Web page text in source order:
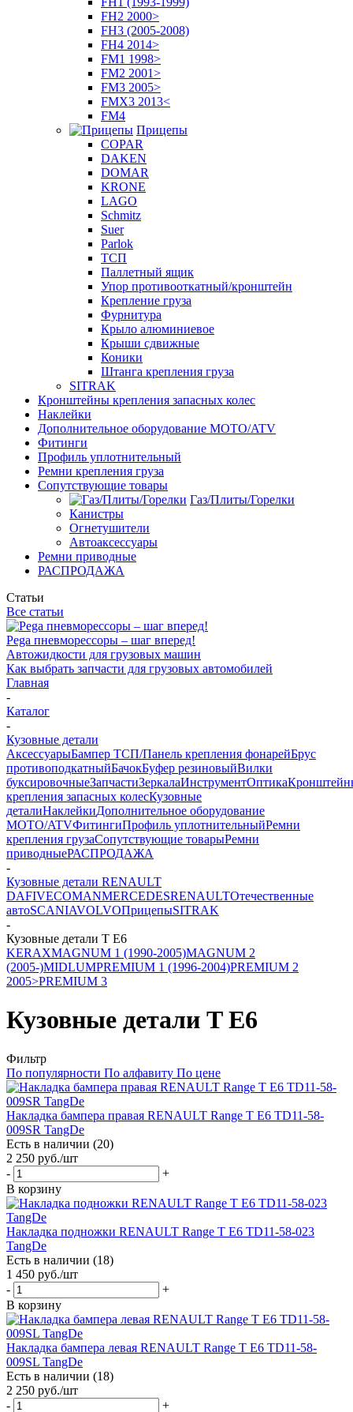
FH2 2000>
FH3 (2005-2008)
FH4 2014>
FM1 1998>
FM2 2001>
FM3 2005>
FMX3 2013<
FM4
Прицепы
COPAR
DAKEN
DOMAR
KRONE
LAGO
Schmitz
Suer
Parlok
ТСП
Паллетный ящик
Упор противооткатный/кронштейн
Крепление груза
Фурнитура
Крыло алюминиевое
Крыши сдвижные
Коники
Штанга крепления груза
SITRAK
Кронштейны крепления запасных колес
Наклейки
Дополнительное оборудование MOTO/ATV
Фитинги
Профиль уплотнительный
Ремни крепления груза
Сопутствующие товары
Газ/Плиты/Горелки
Канистры
Огнетушители
Автоаксессуары
Ремни приводные
РАСПРОДАЖА
Статьи
Все статьи
Pega пневморессоры – шаг вперед!
Автожидкости для грузовых машин
Как выбрать запчасти для грузовых автомобилей
Главная
-
Каталог
-
Кузовные детали
АксессуарыБампер ТСП/Панель крепления фонарейБрус
противоподкатныйБачокБуфер резиновыйВилки
буксировочныеЗапчастиЗеркалаИнструментОптика
крепления запасных колесКузовные
деталиНаклейкиДополнительное оборудование
MOTO/ATVФитингиПрофиль уплотнительныйРемни
крепления грузаСопутствующие товарыРемни
приводныеРАСПРОДАЖА
-
Кузовные детали RENAULT
DAFIVECOMANMERCEDESRENAULTОтечественные
автоSCANIAVOLVOПрицепыSITRAK
-
Кузовные детали T E6
KERAXMAGNUM 1 (1990-2005)MAGNUM 2
(2005-)MIDLUMPREMIUM 1 (1996-2004)PREMIUM 2
2005>PREMIUM 3
Кузовные детали T E6
Фильтр
По популярности По алфавиту По цене
Накладка бампера правая RENAULT Range T E6 TD11-58-
009SR TangDe
Есть в наличии (20)
2 250 руб./шт
-
+
В корзину
Накладка подножки RENAULT Range T E6 TD11-58-023
TangDe
Есть в наличии (18)
1 450 руб./шт
-
+
В корзину
Накладка бампера левая RENAULT Range T E6 TD11-58-
009SL TangDe
Есть в наличии (18)
2 250 руб./шт
-
+